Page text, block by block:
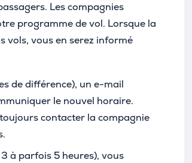
Les compagnies
programme de vol. Lorsque la
vols, vous en serez informé
de différence), un e-mail
le nouvel horaire.
contacter la compagnie
3 à parfois 5 heures), vous